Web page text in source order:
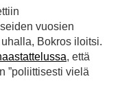
vuosien
Bokros iloitsi.
, että
”poliittisesti vielä